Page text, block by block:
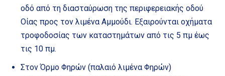
οδό από τη διασταύρωση της περιφερειακής οδού
Οίας προς τον λιμένα Αμμούδι. Εξαιρούνται οχήματα
τροφοδοσίας των καταστημάτων από τις 5 πμ έως
τις 10 πμ.
Στον Όρμο Φηρών (παλαιό λιμένα Φηρών)